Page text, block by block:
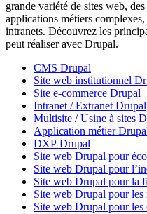
grande variété de sites web,
applications métiers
intranets. Découvrez les
peut réaliser avec Drupal.
CMS Drupal
Site web institutionnel
Site e-commerce Drupal
Intranet / Extranet Drupal
Multisite / Usine à sites
Application métier
DXP Drupal
Site web Drupal pour
Site web Drupal pour
Site web Drupal pour la
Site web Drupal pour les
Site web Drupal pour